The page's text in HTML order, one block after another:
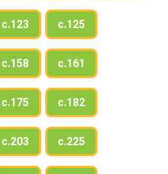
с.123 с.125
с.158 с.161
с.175 с.182
с.203 с.225